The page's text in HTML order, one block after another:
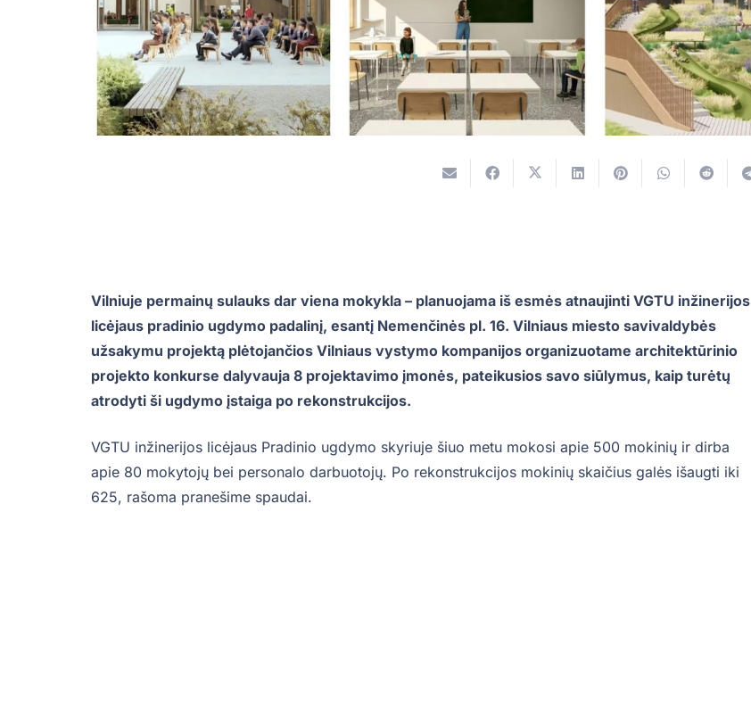
Vilniuje permainų sulauks dar viena mokykla – planuojama iš esmės atnaujinti VGTU inžinerijos
licėjaus pradinio ugdymo padalinį, esantį Nemenčinės pl. 16. Vilniaus miesto savivaldybės
užsakymu projektą plėtojančios Vilniaus vystymo kompanijos organizuotame architektūrinio
projekto konkurse dalyvauja 8 projektavimo įmonės, pateikusios savo siūlymus, kaip turėtų
atrodyti ši ugdymo įstaiga po rekonstrukcijos.
VGTU inžinerijos licėjaus Pradinio ugdymo skyriuje šiuo metu mokosi apie 500 mokinių ir dirba
apie 80 mokytojų bei personalo darbuotojų. Po rekonstrukcijos mokinių skaičius galės išaugti iki
625, rašoma pranešime spaudai.